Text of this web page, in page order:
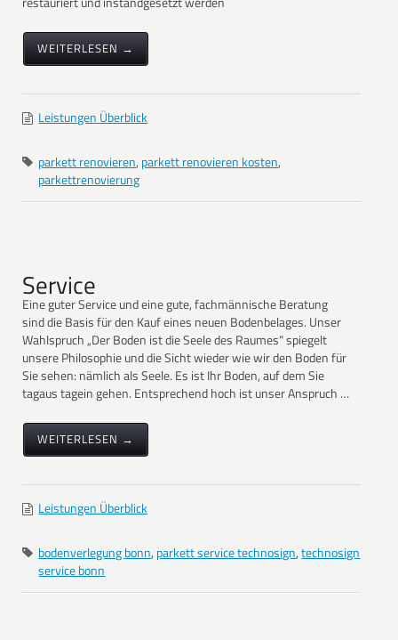
WEITERLESEN →
Leistungen Überblick
parkett renovieren, parkett renovieren kosten,
parkettrenovierung
Service
Eine guter Service und eine gute, fachmännische Beratung
sind die Basis für den Kauf eines neuen Bodenbelages. Unser
Wahlspruch „Der Boden ist die Seele des Raumes“ spiegelt
unsere Philosophie und die Sicht wieder wie wir den Boden für
Sie sehen: nämlich als Seele. Es ist Ihr Boden, auf dem Sie
tagaus tagein gehen. Entsprechend hoch ist unser Anspruch …
WEITERLESEN →
Leistungen Überblick
bodenverlegung bonn, parkett service technosign,technosign
service bonn